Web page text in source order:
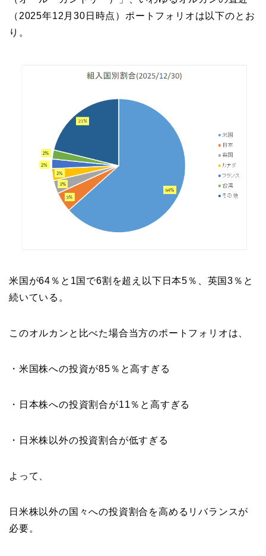
（2025年12月30日時点）ポートフォリオは以下のとお
り。
米国が64％と1国で6割を超え以下日本5％、英国3％と
続いている。
このオルカンと比べた場合当方のポートフォリオは、
・米国株への投資が85％と高すぎる
・日本株への投資割合が11％と高すぎる
・日米株以外の投資割合が低すぎる
よって、
日米株以外の国々への投資割合を高めるリバランスが
必要。